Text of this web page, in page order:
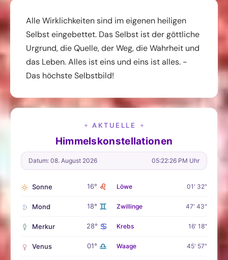
Alle Wirklichkeiten sind im eigenen heiligen
Selbst eingebettet. Das Selbst ist der göttliche
Urgrund, die Quelle, der Weg, die Wahrheit und
das Leben. Alles ist eins und eins ist alles. -
Das höchste Selbstbild!
✦ AKTUELLE ✦
Himmelskonstellationen
Datum: 08. August 2026 05:22:27 PM Uhr
Sonne 16° ♌ Löwe 01' 32"
Mond 18° ♊ Zwillinge 47' 43"
Merkur 28° ♋ Krebs 16' 18"
Venus 01° ♎ Waage 45' 57"